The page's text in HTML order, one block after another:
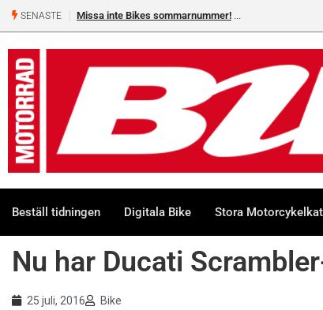
SENASTE Missa inte Bikes sommarnummer!
Beställ tidningen Digitala Bike Stora
Nu har Ducati
25 juli, 2016 Bike